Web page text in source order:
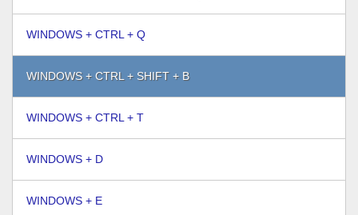
WINDOWS + CTRL + Q
WINDOWS + CTRL + SHIFT + B
WINDOWS + CTRL + T
WINDOWS + D
WINDOWS + E